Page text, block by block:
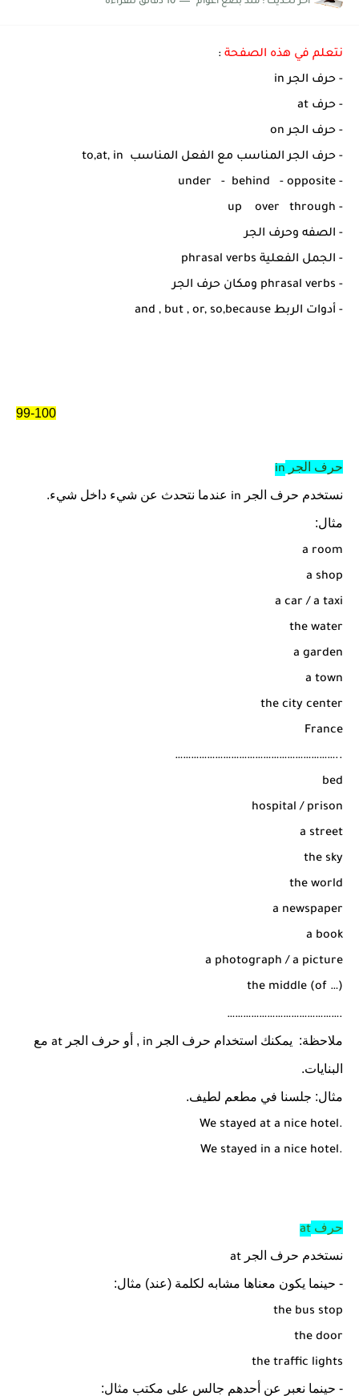
نتعلم في هذه الصفحة :
- حرف الجر in
- حرف at
- حرف الجر on
- حرف الجر المناسب مع الفعل المناسب to,at, in
- under - behind - opposite
- up over through
- الصفه وحرف الجر
- الجمل الفعلية phrasal verbs
- phrasal verbs ومكان حرف الجر
- أدوات الربط and , but , or, so,because
99-100
حرف الجر in
نستخدم حرف الجر in عندما نتحدث عن شيء داخل شيء.
مثال:
a room
a shop
a car / a taxi
the water
a garden
a town
the city center
France
……………………………………………………..
bed
hospital / prison
a street
the sky
the world
a newspaper
a book
a photograph / a picture
the middle (of …)
…………………………………….
ملاحظة: يمكنك استخدام حرف الجر in , أو حرف الجر at مع
البنايات.
مثال: جلسنا في مطعم لطيف.
We stayed at a nice hotel.
We stayed in a nice hotel.
حرف at
نستخدم حرف الجر at
- حينما يكون معناها مشابه لكلمة (عند) مثال:
the bus stop
the door
the traffic lights
- حينما نعبر عن أحدهم جالس على مكتب مثال: